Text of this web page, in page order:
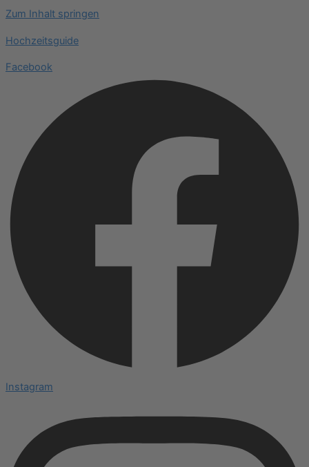
Zum Inhalt springen
Hochzeitsguide
Facebook
Instagram